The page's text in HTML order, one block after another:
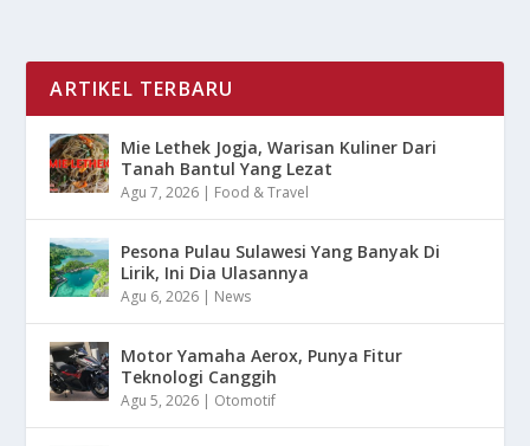
ARTIKEL TERBARU
Mie Lethek Jogja, Warisan Kuliner Dari
Tanah Bantul Yang Lezat
Agu 7, 2026 | Food & Travel
Pesona Pulau Sulawesi Yang Banyak Di
Lirik, Ini Dia Ulasannya
Agu 6, 2026 | News
Motor Yamaha Aerox, Punya Fitur
Teknologi Canggih
Agu 5, 2026 | Otomotif